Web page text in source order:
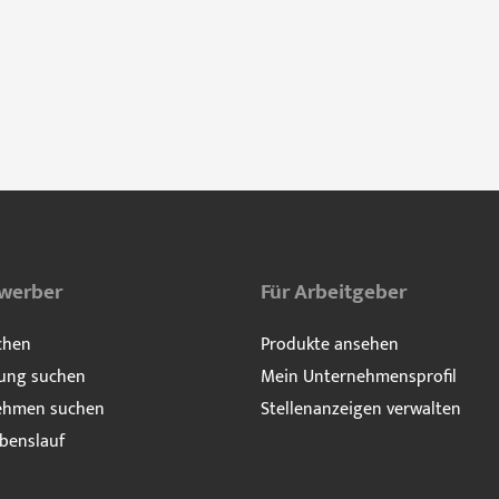
suchen
suchen
Für Arbeitgeber
Produkte ansehen
Mein Unternehmensprofil
Stellenanzeigen verwalten